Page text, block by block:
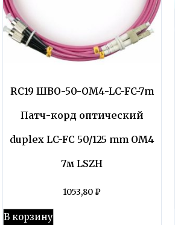
RC19 ШВО-50-OM4-LC-FC-7m
Патч-корд оптический
duplex LC-FC 50/125 mm OM4
7м LSZH
1053,80 ₽
В корзину